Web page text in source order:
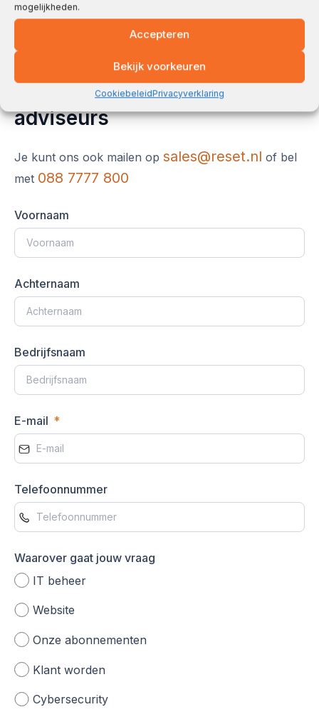
mogelijkheden.
Accepteren
Bekijk voorkeuren
CookiebeleidPrivacyverklaring
Contact met één van onze ICT
adviseurs
Je kunt ons ook mailen op sales@reset.nl of bel
met 088 7777 800
Voornaam
Achternaam
Bedrijfsnaam
E-mail
Telefoonnummer
Waarover gaat jouw vraag
IT beheer
Website
Onze abonnementen
Klant worden
Cybersecurity